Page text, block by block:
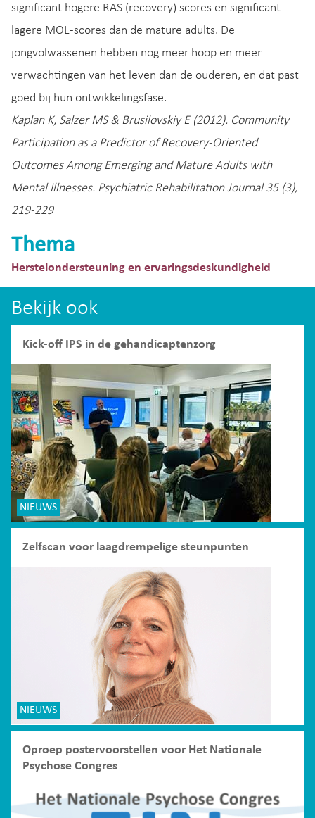
significant hogere RAS (recovery) scores en significant
lagere MOL-scores dan de mature adults. De
jongvolwassenen hebben nog meer hoop en meer
verwachtingen van het leven dan de ouderen, en dat past
goed bij hun ontwikkelingsfase.
Kaplan K, Salzer MS & Brusilovskiy E (2012). Community
Participation as a Predictor of Recovery-Oriented
Outcomes Among Emerging and Mature Adults with
Mental Illnesses. Psychiatric Rehabilitation Journal 35 (3),
219-229
Thema
Herstelondersteuning en ervaringsdeskundigheid
Bekijk ook
Kick-off IPS in de gehandicaptenzorg
NIEUWS
Zelfscan voor laagdrempelige steunpunten
NIEUWS
Oproep postervoorstellen voor Het Nationale
Psychose Congres